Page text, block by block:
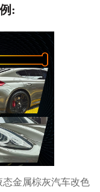
:
金属棕灰汽车改色